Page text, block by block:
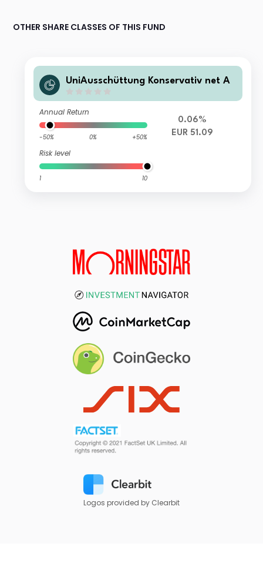
OTHER SHARE CLASSES OF THIS FUND
UniAusschüttung Konservativ net A
Annual Return
-50% 0% +50%
Risk level
1 10
0.06%
EUR 51.09
Logos provided by Clearbit